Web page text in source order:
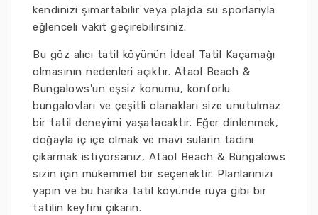
kendinizi şımartabilir veya plajda su sporlarıyla
eğlenceli vakit geçirebilirsiniz.
Bu göz alıcı tatil köyünün İdeal Tatil Kaçamağı
olmasının nedenleri açıktır. Ataol Beach &
Bungalows'un eşsiz konumu, konforlu
bungalovları ve çeşitli olanakları size unutulmaz
bir tatil deneyimi yaşatacaktır. Eğer dinlenmek,
doğayla iç içe olmak ve mavi suların tadını
çıkarmak istiyorsanız, Ataol Beach & Bungalows
sizin için mükemmel bir seçenektir. Planlarınızı
yapın ve bu harika tatil köyünde rüya gibi bir
tatilin keyfini çıkarın.